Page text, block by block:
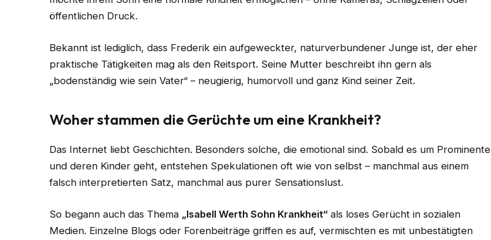
öffentlichen Druck.
Bekannt ist lediglich, dass Frederik ein aufgeweckter, naturverbundener Junge ist, der eher
praktische Tätigkeiten mag als den Reitsport. Seine Mutter beschreibt ihn gern als
„bodenständig wie sein Vater“ – neugierig, humorvoll und ganz Kind seiner Zeit.
Woher stammen die Gerüchte um eine Krankheit?
Das Internet liebt Geschichten. Besonders solche, die emotional sind. Sobald es um Prominente
und deren Kinder geht, entstehen Spekulationen oft wie von selbst – manchmal aus einem
falsch interpretierten Satz, manchmal aus purer Sensationslust.
So begann auch das Thema „Isabell Werth Sohn Krankheit“ als loses Gerücht in sozialen
Medien. Einzelne Blogs oder Forenbeiträge griffen es auf, vermischten es mit unbestätigten